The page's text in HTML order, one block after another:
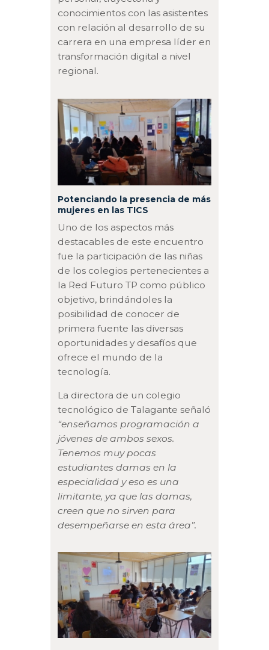
conocimientos con las asistentes
con relación al desarrollo de su
carrera en una empresa líder en
transformación digital a nivel
regional.
Potenciando la presencia de más
mujeres en las TICS
Uno de los aspectos más
destacables de este encuentro
fue la participación de las niñas
de los colegios pertenecientes a
la Red Futuro TP como público
objetivo, brindándoles la
posibilidad de conocer de
primera fuente las diversas
oportunidades y desafíos que
ofrece el mundo de la
tecnología.
La directora de un colegio
tecnológico de Talagante señaló
“enseñamos programación a
jóvenes de ambos sexos.
Tenemos muy pocas
estudiantes damas en la
especialidad y eso es una
limitante, ya que las damas,
creen que no sirven para
desempeñarse en esta área”.